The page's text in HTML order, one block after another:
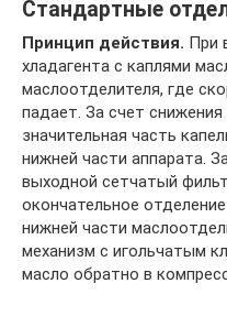
Стандартные
Принцип действия. При
хладагента с каплями
маслоотделителя, где
падает. За счет
значительная часть
нижней части аппарата.
выходной сетчатый
окончательное
нижней части
механизм с игольчатым
масло обратно в